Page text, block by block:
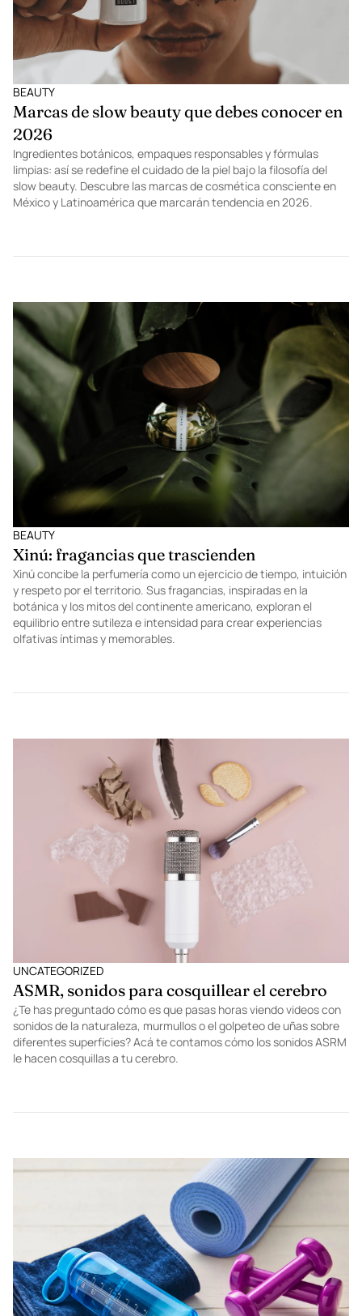
BEAUTY
Marcas de slow beauty que debes conocer en
2026
Ingredientes botánicos, empaques responsables y fórmulas
limpias: así se redefine el cuidado de la piel bajo la filosofía del
slow beauty. Descubre las marcas de cosmética consciente en
México y Latinoamérica que marcarán tendencia en 2026.
BEAUTY
Xinú: fragancias que trascienden
Xinú concibe la perfumería como un ejercicio de tiempo, intuición
y respeto por el territorio. Sus fragancias, inspiradas en la
botánica y los mitos del continente americano, exploran el
equilibrio entre sutileza e intensidad para crear experiencias
olfativas íntimas y memorables.
UNCATEGORIZED
ASMR, sonidos para cosquillear el cerebro
¿Te has preguntado cómo es que pasas horas viendo videos con
sonidos de la naturaleza, murmullos o el golpeteo de uñas sobre
diferentes superficies? Acá te contamos cómo los sonidos ASRM
le hacen cosquillas a tu cerebro.